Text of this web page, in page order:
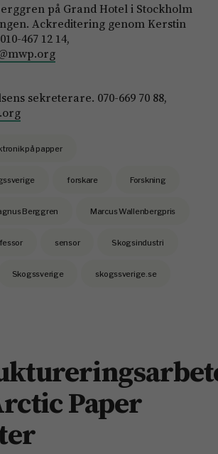
på Grand Hotel i Stockholm
Ackreditering genom Kerstin
467 12 14,
sekreterare. 070-669 70 88,
på papper
forskare Forskning
Berggren Marcus Wallenbergpris
sensor Skogsindustri
Skogssverige skogssverige.se
Paper